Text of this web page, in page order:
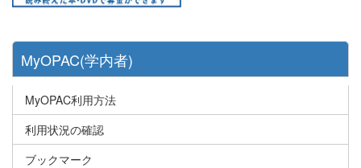
MyOPAC(学内者)
MyOPAC利用方法
利用状況の確認
ブックマーク